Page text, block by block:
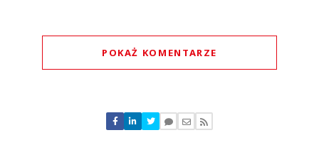
POKAŻ KOMENTARZE
Nie znaleziono komentarzy
Zostaw swoje komentarze